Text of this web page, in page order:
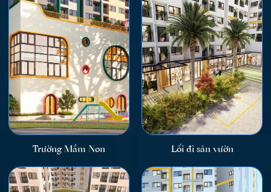
Trường Mầm Non Lối đi sân vườn